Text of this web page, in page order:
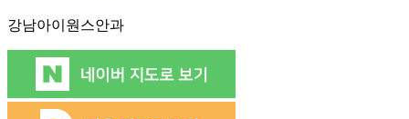
강남아이원스안과